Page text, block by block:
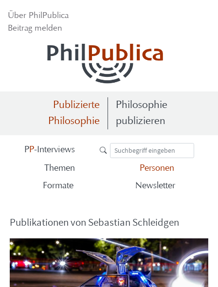
Über Phil­Pu­bli­ca
Bei­trag mel­den
Publizierte
Philosophie
Philosophie
publizieren
PP-​Interviews
The­men
Per­so­nen
For­ma­te
News­let­ter
Pu­bli­ka­tio­nen von Se­bas­ti­an Schleid­gen